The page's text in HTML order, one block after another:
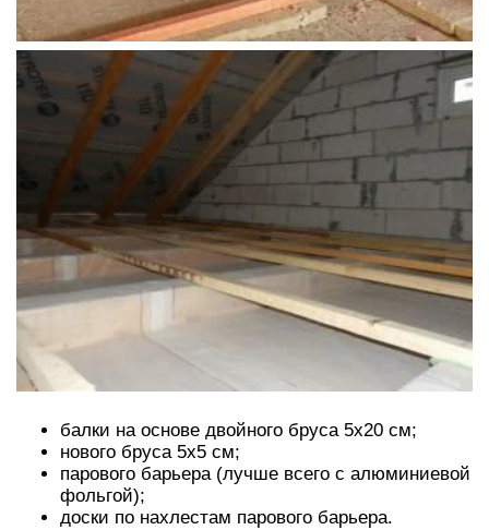
балки на основе двойного бруса 5х20 см;
нового бруса 5х5 см;
парового барьера (лучше всего с алюминиевой
фольгой);
доски по нахлестам парового барьера.